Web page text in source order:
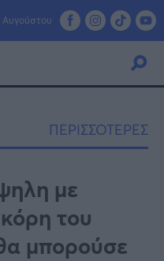
ΠΕΡΙΣΣΟΤΕΡΕΣ
με
του
μπορούσε